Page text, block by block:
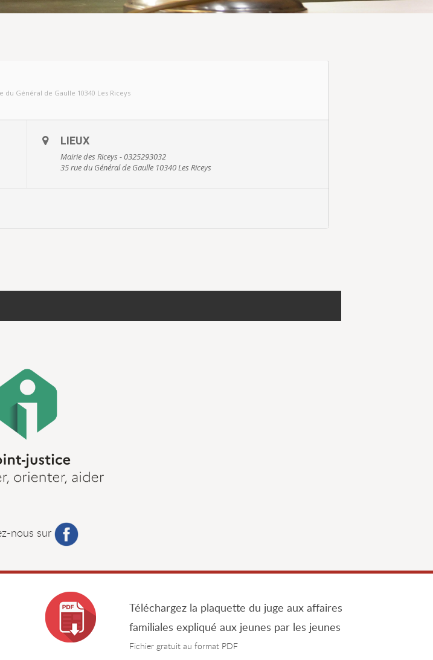
du Général de Gaulle 10340 Les Riceys
LIEUX
Mairie des Riceys - 0325293032
35 rue du Général de Gaulle 10340 Les Riceys
nous sur
Téléchargez la plaquette du juge aux affaires
familiales expliqué aux jeunes par les jeunes
Fichier gratuit au format PDF